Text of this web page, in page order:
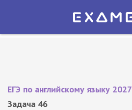
Экзамер — ЕГЭ 2027
ЕГЭ по английскому языку 2027
Задача 46